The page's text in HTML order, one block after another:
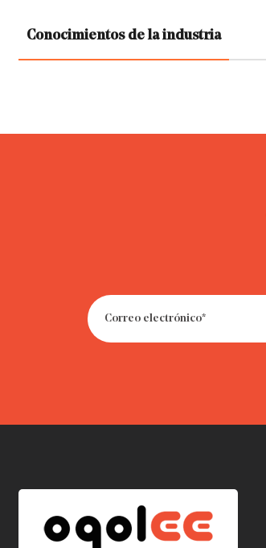
Conocimientos de la industria